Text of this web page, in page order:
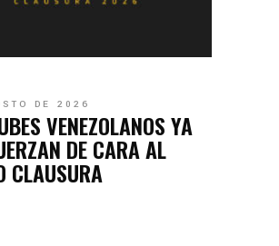
DE 2026
VENEZOLANOS YA
DE CARA AL
CLAUSURA